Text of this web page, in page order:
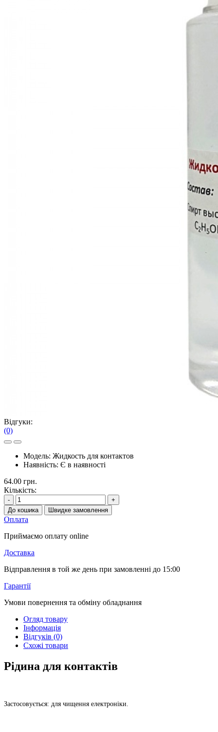
Відгуки:
(0)
Модель: Жидкость для контактов
Наявність: Є в наявності
64.00 грн.
Кількість:
-
+
До кошика
Швидке замовлення
Оплата
Приймаємо оплату online
Доставка
Відправлення в той же день при замовленні до 15:00
Гарантії
Умови повернення та обміну обладнання
Огляд товару
Інформація
Відгуків (0)
Схожі товари
Рідина для контактів
Застосовується: для чищення електроніки.